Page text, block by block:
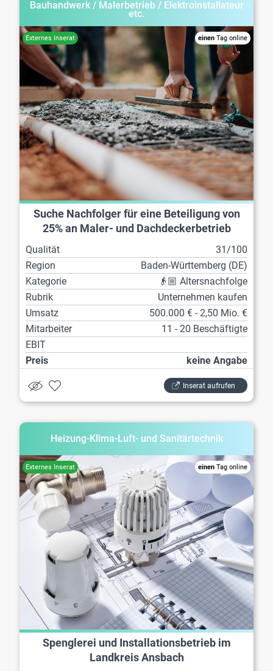
Bauhandwerk / Malerbetrieb / Elektroinstallateur
etc.
einen Tag online
Suche Nachfolger für eine Beteiligung von
25% an Maler- und Dachdeckerbetrieb
Qualität
31/100
Region
Baden-Württemberg (DE)
Kategorie
👴🏼 Altersnachfolge
Rubrik
Unternehmen kaufen
Umsatz
500.000 € - 2,50 Mio. €
Mitarbeiter
11 - 20 Beschäftigte
EBIT
Preis
keine Angabe
Inserat aufrufen
Heizung-Klima-Luft- und Sanitärtechnik
einen Tag online
Spenglerei und Installationsbetrieb im
Landkreis Ansbach